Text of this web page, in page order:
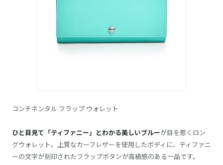
コンチネンタル フラップ ウォレット
ひと目見て「ティファニー」とわかる美しいブルーが目を惹くロン
グウォレット。上質なカーフレザーを使用したボディに、ティファニ
ーの文字が刻印されたフラップボタンが高級感のある一品です。